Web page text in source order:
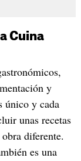
Cuina
y
único y cada
unas recetas
diferente.
es una